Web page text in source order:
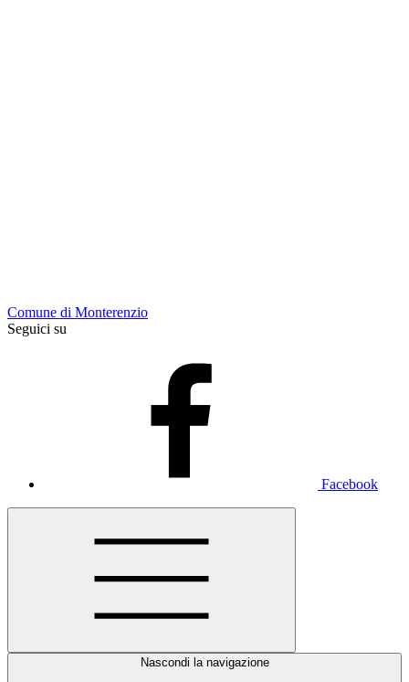
Comune di Monterenzio
Seguici su
Facebook
Nascondi la navigazione